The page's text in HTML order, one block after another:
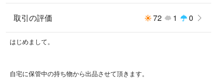
取引の評価 72 1 0
はじめまして。
自宅に保管中の持ち物から出品させて頂きます。